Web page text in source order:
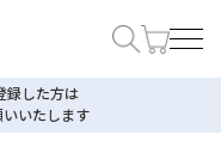
録した方は
いいたします